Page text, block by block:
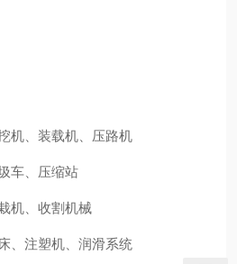
机、装载机、压路机
车、压缩站
机、收割机械
、注塑机、润滑系统